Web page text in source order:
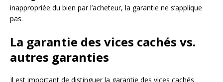
inappropriée du bien par l’acheteur, la garantie ne s’applique
pas.
La garantie des vices cachés vs.
autres garanties
Il est important de distinguer la garantie des vices cachés